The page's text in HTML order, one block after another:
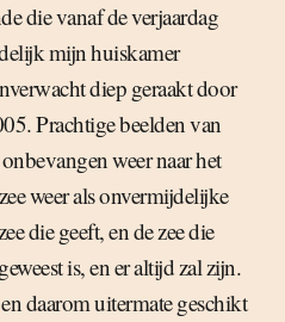
die vanaf de verjaardag
mijn huiskamer
diep geraakt door
Prachtige beelden van
weer naar het
weer als onvermijdelijke
die geeft, en de zee die
is, en er altijd zal zijn.
daarom uitermate geschikt